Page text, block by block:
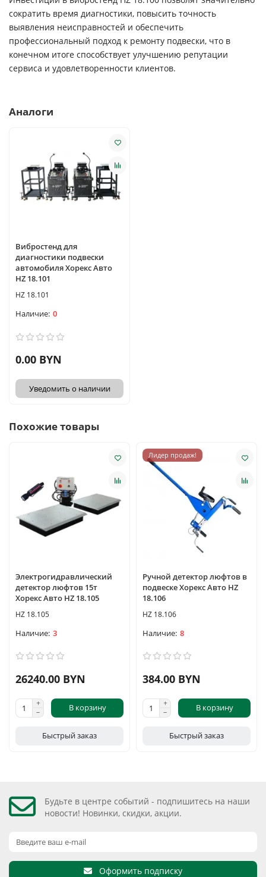
сократить время диагностики, повысить точность
выявления неисправностей и обеспечить
профессиональный подход к ремонту подвески, что в
конечном итоге способствует улучшению репутации
сервиса и удовлетворенности клиентов.
Аналоги
Вибростенд для
диагностики подвески
автомобиля Хорекс Авто
HZ 18.101
HZ 18.101
0
0.00 BYN
Уведомить о наличии
Похожие товары
Электрогидравлический
детектор люфтов 15т
Хорекс Авто HZ 18.105
HZ 18.105
3
26240.00 BYN
В корзину
Быстрый заказ
Лидер продаж!
Ручной детектор люфтов в
подвеске Хорекс Авто HZ
18.106
HZ 18.106
8
384.00 BYN
В корзину
Быстрый заказ
Будьте в центре событий - подпишитесь на наши
новости! Новинки, скидки, акции.
Оформить подписку